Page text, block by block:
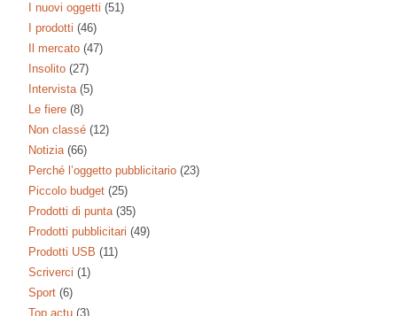
I nuovi oggetti (51)
I prodotti (46)
Il mercato (47)
Insolito (27)
Intervista (5)
Le fiere (8)
Non classé (12)
Notizia (66)
Perché l’oggetto pubblicitario (23)
Piccolo budget (25)
Prodotti di punta (35)
Prodotti pubblicitari (49)
Prodotti USB (11)
Scriverci (1)
Sport (6)
Top actu (3)